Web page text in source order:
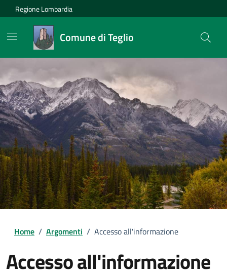
Regione Lombardia
Comune di Teglio
Home / Argomenti / Accesso all'informazione
Accesso all'informazione